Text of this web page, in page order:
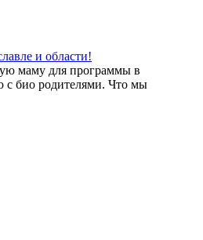
и области!
маму для программы в
с био родителями. Что мы